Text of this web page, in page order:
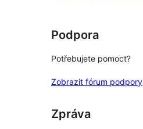
Podpora
Potřebujete pomoct?
Zobrazit fórum podpory
Zpráva